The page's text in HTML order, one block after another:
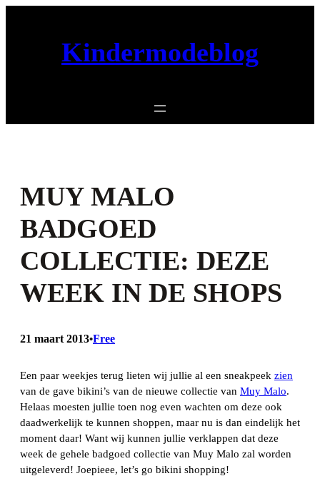
Kindermodeblog
MUY MALO
BADGOED
COLLECTIE: DEZE
WEEK IN DE SHOPS
21 maart 2013•Free
Een paar weekjes terug lieten wij jullie al een sneakpeek zien
van de gave bikini’s van de nieuwe collectie van Muy Malo.
Helaas moesten jullie toen nog even wachten om deze ook
daadwerkelijk te kunnen shoppen, maar nu is dan eindelijk het
moment daar! Want wij kunnen jullie verklappen dat deze
week de gehele badgoed collectie van Muy Malo zal worden
uitgeleverd! Joepieee, let’s go bikini shopping!